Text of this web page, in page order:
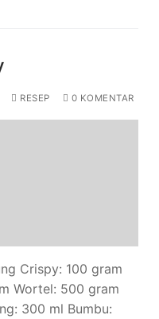
RESEP 0 KOMENTAR
Crispy: 100 gram
Wortel: 500 gram
300 ml Bumbu: